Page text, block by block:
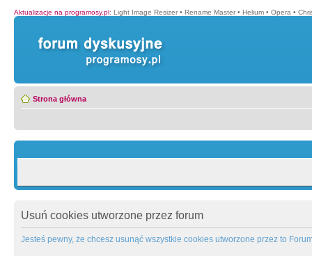
Aktualizacje na programosy.pl: Light Image Resizer • Rename Master • Helium • Opera •
Strona główna
Usuń cookies utworzone przez forum
Jesteś pewny, że chcesz usunąć wszystkie cookies utworzone przez to